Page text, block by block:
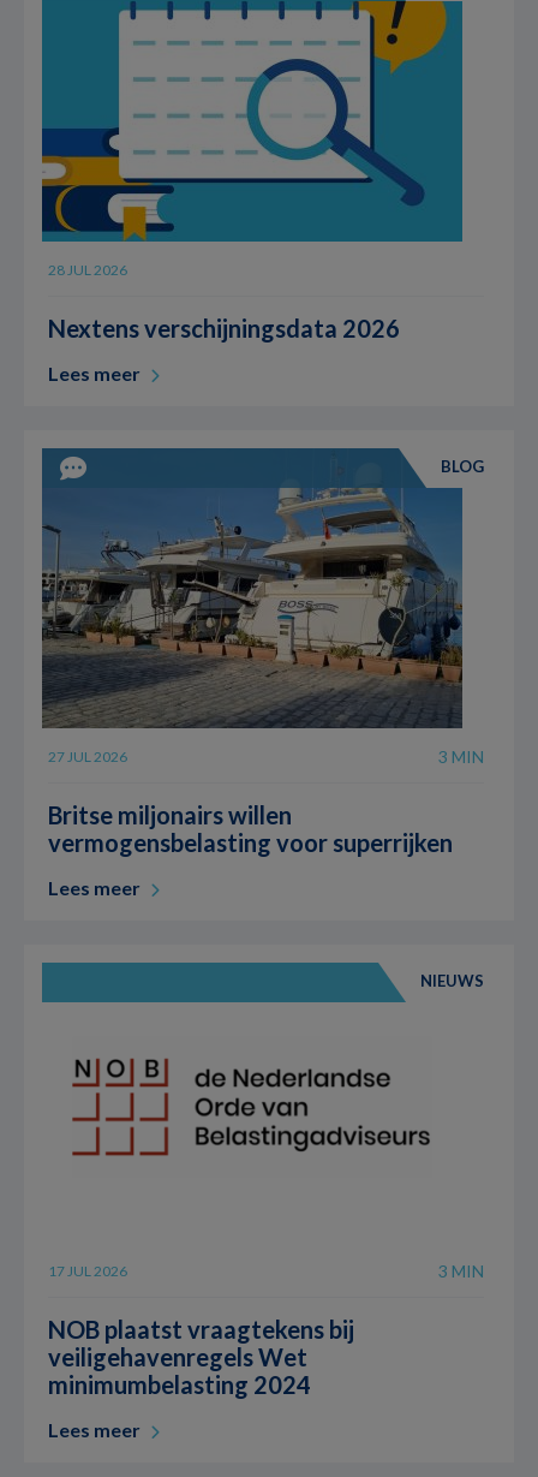
28 JUL 2026
Nextens verschijningsdata 2026
Lees meer
BLOG
27 JUL 2026 3 MIN
Britse miljonairs willen
vermogensbelasting voor superrijken
Lees meer
NIEUWS
17 JUL 2026 3 MIN
NOB plaatst vraagtekens bij
veiligehavenregels Wet
minimumbelasting 2024
Lees meer